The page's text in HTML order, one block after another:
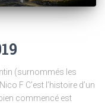
(surnommés les
F C’est l’histoire d’un
commencé est